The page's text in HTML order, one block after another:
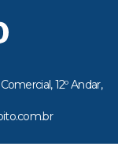
12º Andar,